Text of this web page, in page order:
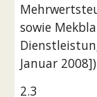
sowie
Januar
2.3